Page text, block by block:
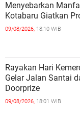
Menyebarkan
Kotabaru Giatkan
09/08/2026, 18:10 WIB
Rayakan Hari
Gelar Jalan Santai
Doorprize
09/08/2026, 18:01 WIB